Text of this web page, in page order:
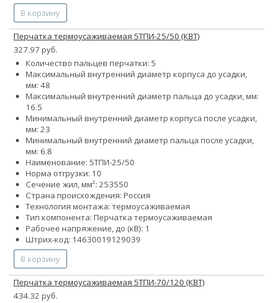
В корзину
Перчатка термоусаживаемая 5ТПИ-25/50 (КВТ)
327.97 руб.
Количество пальцев перчатки: 5
Максимальный внутренний диаметр корпуса до усадки,
мм: 48
Максимальный внутренний диаметр пальца до усадки, мм:
16.5
Минимальный внутренний диаметр корпуса после усадки,
мм: 23
Минимальный внутренний диаметр пальца после усадки,
мм: 6.8
Наименование: 5ТПИ-25/50
Норма отгрузки: 10
Сечение жил, мм²: 253550
Страна происхождения: Россия
Технология монтажа: термоусаживаемая
Тип компонента: Перчатка термоусаживаемая
Рабочее напряжение, до (кВ): 1
Штрих-код: 14630019129039
В корзину
Перчатка термоусаживаемая 5ТПИ-70/120 (КВТ)
434.32 руб.